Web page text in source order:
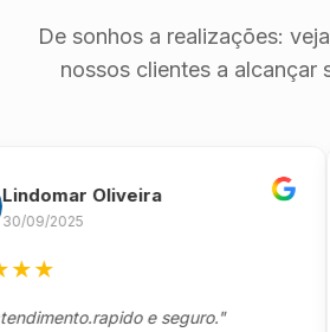
De sonhos a realizações:
nossos clientes a alcançar
Oliveira
e seguro."